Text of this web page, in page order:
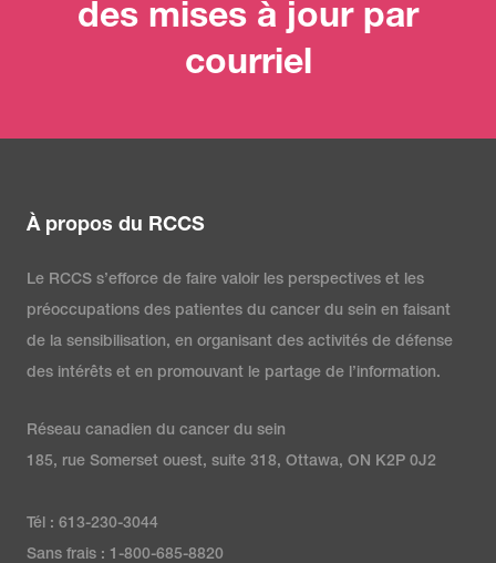
des mises à jour par
courriel
À propos du RCCS
Le RCCS s’efforce de faire valoir les perspectives et les
préoccupations des patientes du cancer du sein en faisant
de la sensibilisation, en organisant des activités de défense
des intérêts et en promouvant le partage de l’information.
Réseau canadien du cancer du sein
185, rue Somerset ouest, suite 318, Ottawa, ON K2P 0J2
Tél : 613-230-3044
Sans frais : 1-800-685-8820